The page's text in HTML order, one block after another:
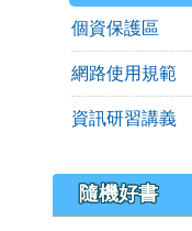
個資保護區
網路使用規範
資訊研習講義
隨機好書